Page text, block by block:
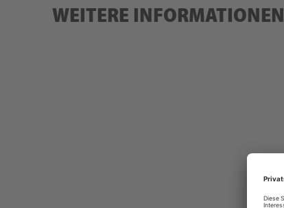
WEITERE INFORMATIONEN